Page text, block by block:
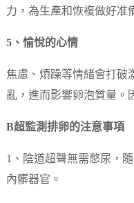
力，為生產和恢複做好准
5、愉悅的心情
焦慮、煩躁等情緒會打破
亂，進而影響卵泡質量。
B超監測排卵的注意事項
1、陰道超聲無需憋尿，
內髒器官。